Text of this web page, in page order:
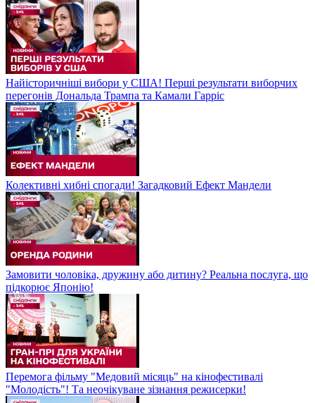
Найісторичніші вибори у США! Перші результати виборчих
перегонів Дональда Трампа та Камали Гарріс
Колективні хибні спогади! Загадковий Ефект Мандели
Замовити чоловіка, дружину або дитину? Реальна послуга, що
підкорює Японію!
Перемога фільму "Медовий місяць" на кінофестивалі
"Молодість"! Та неочікуване зізнання режисерки!